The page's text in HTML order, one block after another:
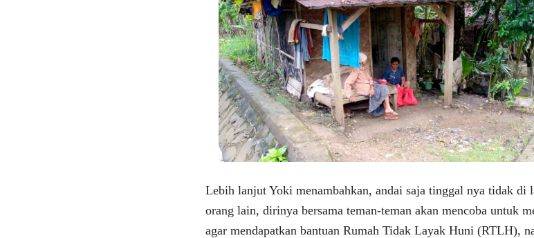
Lebih lanjut Yoki menambahkan, andai saja tinggal nya tidak di
orang lain, dirinya bersama teman-teman akan mencoba untuk
agar mendapatkan bantuan Rumah Tidak Layak Huni (RTLH),